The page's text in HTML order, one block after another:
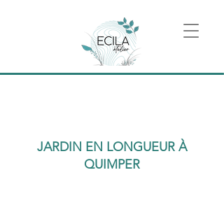
JARDIN EN LONGUEUR À
QUIMPER